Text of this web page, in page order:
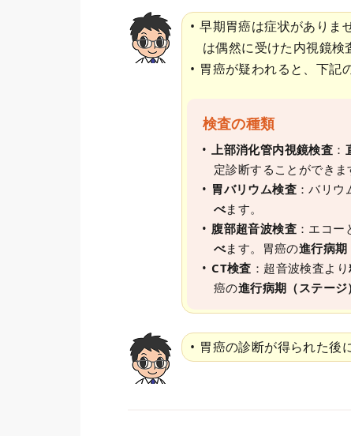
早期胃癌は症状がありま
は偶然に受けた内視鏡検
胃癌が疑われると、下記
検査の種類
上部消化管内視鏡検査 ：
定診断することができま
胃バリウム検査：バリウ
べます。
腹部超音波検査：エコー
べます。胃癌の進行病
CT検査 ：超音波検査より
癌の進行病期（ステー
胃癌の診断が得られた後